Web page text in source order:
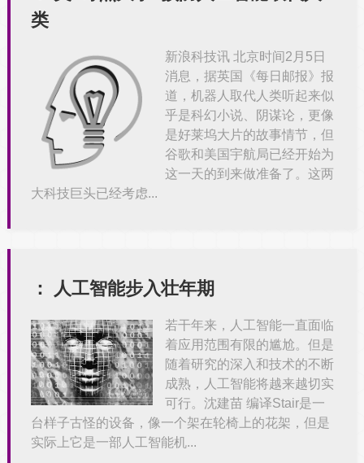
类
新浪科技讯 北京时间2月5日
消息，据英国《每日邮报》报
道，机器人取代人类听起来似
乎是科幻小说、阴谋论，更像
是好莱坞大片的故事情节，但
谷歌和美国宇航局已经开始为
这一天的到来做准备了。这两
大科技巨头已经考虑...
： 人工智能步入壮年期
若干年来，人工智能一直面临
着应用范围有限的尴尬。但是
随着研究的深入和技术的不断
成熟，人工智能将越来越切实
可行。沈建苗 编译Stair是一
台样子古怪的设备，像一个架在轮椅上的花架，但是
实际上它是一部人工智能机...